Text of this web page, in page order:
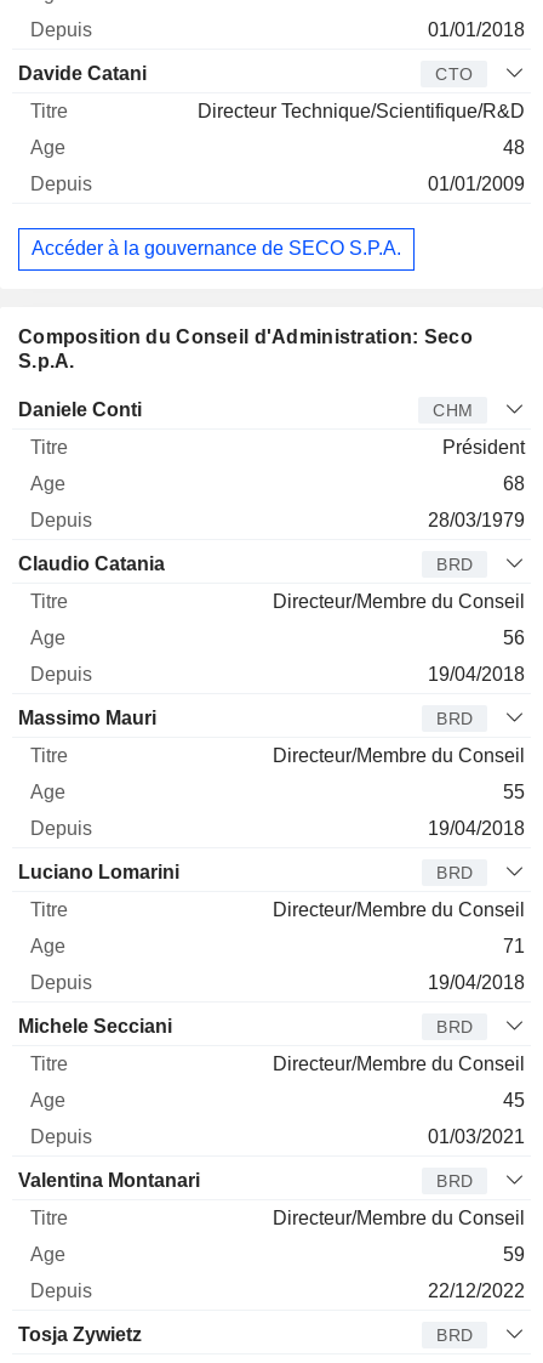
01/01/2018
Davide Catani CTO
Directeur Technique/Scientifique/R&D
48
01/01/2009
Accéder à la gouvernance de SECO S.P.A.
Composition du Conseil d'Administration: Seco
S.p.A.
Administrateur
Daniele Conti CHM
Président
68
28/03/1979
Claudio Catania BRD
Directeur/Membre du Conseil
56
19/04/2018
Massimo Mauri BRD
Directeur/Membre du Conseil
55
19/04/2018
Luciano Lomarini BRD
Directeur/Membre du Conseil
71
19/04/2018
Michele Secciani BRD
Directeur/Membre du Conseil
45
01/03/2021
Valentina Montanari BRD
Directeur/Membre du Conseil
59
22/12/2022
Tosja Zywietz BRD